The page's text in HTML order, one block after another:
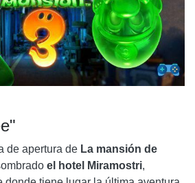
COBARDE, PERO LUIGI SABE DE
QUE ESTÁN EN ESTE HOTEL NO
ESPERA.
de apertura de La mansión de
el hotel Miramostri,